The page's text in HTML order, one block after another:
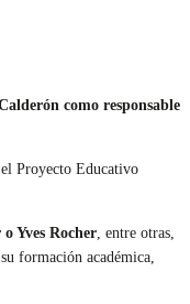
como responsable
el Proyecto Educativo
Yves Rocher , entre otras,
formación académica,